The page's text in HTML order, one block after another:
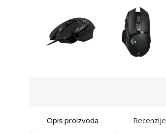
Opis proizvoda Recenzije